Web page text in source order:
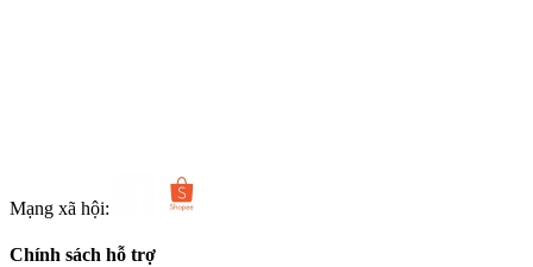
Mạng xã hội:
Chính sách hỗ trợ